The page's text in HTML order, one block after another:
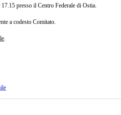
presso il Centro Federale di Ostia.
a codesto Comitato.
.